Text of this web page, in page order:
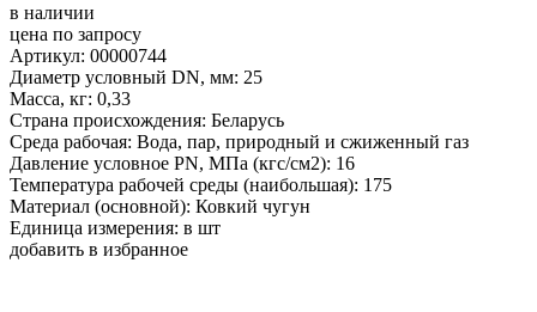
в наличии
цена по запросу
Артикул: 00000744
Диаметр условный DN, мм: 25
Масса, кг: 0,33
Страна происхождения: Беларусь
Среда рабочая: Вода, пар, природный и сжиженный газ
Давление условное PN, МПа (кгс/см2): 16
Температура рабочей среды (наибольшая): 175
Материал (основной): Ковкий чугун
Единица измерения: в шт
добавить в избранное